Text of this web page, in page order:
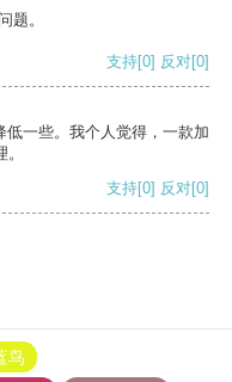
题。
支持[0] 反对[0]
一些。我个人觉得，一款加
支持[0] 反对[0]
鸟